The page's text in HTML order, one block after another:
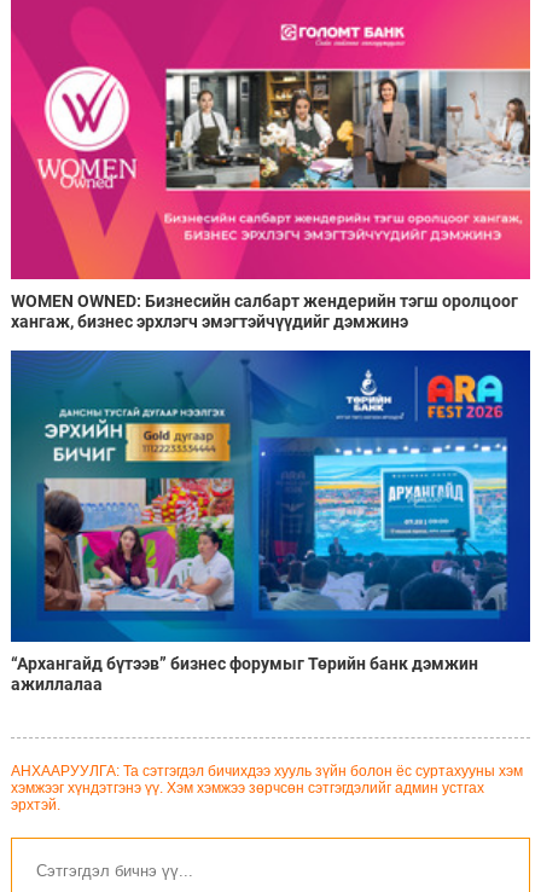
WOMEN OWNED: Бизнесийн салбарт жендерийн тэгш оролцоог
хангаж, бизнес эрхлэгч эмэгтэйчүүдийг дэмжинэ
“Архангайд бүтээв” бизнес форумыг Төрийн банк дэмжин
ажиллалаа
АНХААРУУЛГА: Та сэтгэгдэл бичихдээ хууль зүйн болон ёс суртахууны хэм
хэмжээг хүндэтгэнэ үү. Хэм хэмжээ зөрчсөн сэтгэгдэлийг админ устгах
эрхтэй.